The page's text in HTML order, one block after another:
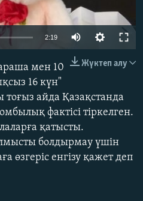
2:19
Жүктеп алу
мен 10
16 күн"
айда Қазақстанда
фактісі тіркелген.
қатысты.
болдырмау үшін
өзгеріс енгізу қажет деп